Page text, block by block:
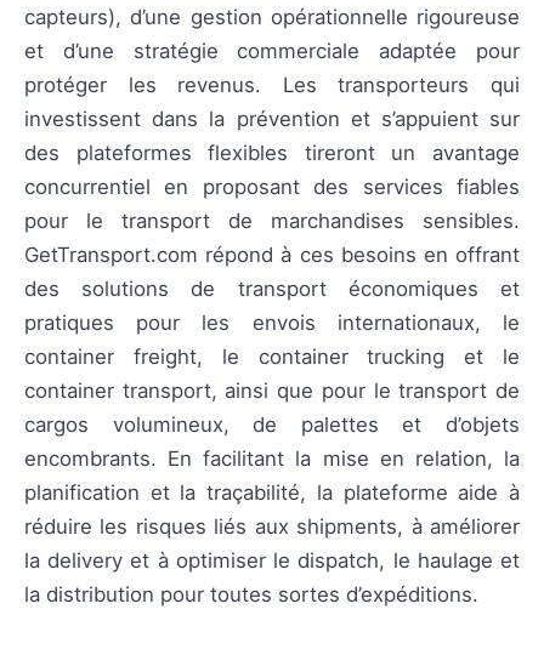
capteurs), d’une gestion opérationnelle rigoureuse
et d’une stratégie commerciale adaptée pour
protéger les revenus. Les transporteurs qui
investissent dans la prévention et s’appuient sur
des plateformes flexibles tireront un avantage
concurrentiel en proposant des services fiables
pour le transport de marchandises sensibles.
GetTransport.com répond à ces besoins en offrant
des solutions de transport économiques et
pratiques pour les envois internationaux, le
container freight, le container trucking et le
container transport, ainsi que pour le transport de
cargos volumineux, de palettes et d’objets
encombrants. En facilitant la mise en relation, la
planification et la traçabilité, la plateforme aide à
réduire les risques liés aux shipments, à améliorer
la delivery et à optimiser le dispatch, le haulage et
la distribution pour toutes sortes d’expéditions.